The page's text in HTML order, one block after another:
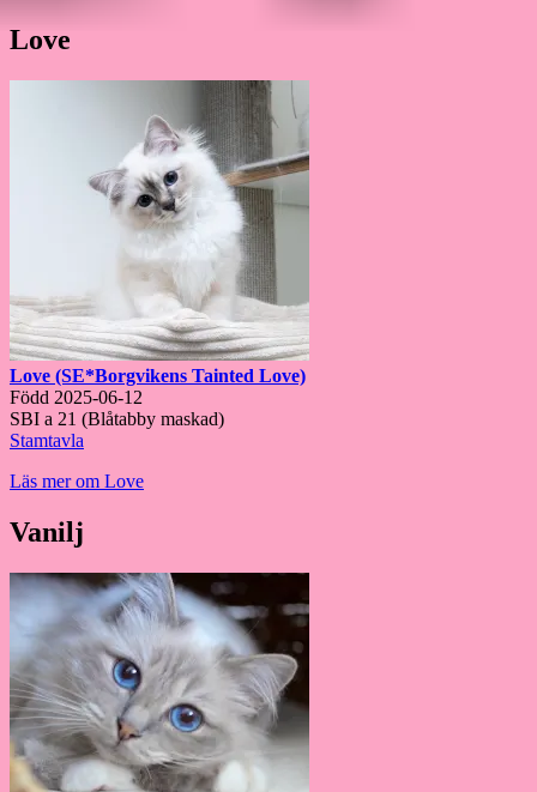
Love
Love (SE*Borgvikens Tainted Love)
Född 2025-06-12
SBI a 21 (Blåtabby maskad)
Stamtavla
Läs mer om Love
Vanilj